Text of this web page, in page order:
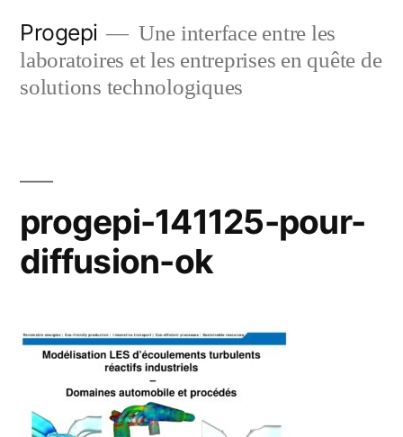
content
Progepi
Une interface entre les
laboratoires et les entreprises en quête de
solutions technologiques
progepi-141125-pour-
diffusion-ok